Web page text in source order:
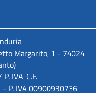
Margarito, 1 - 74024
IVA: C.F.
P. IVA 00900930736